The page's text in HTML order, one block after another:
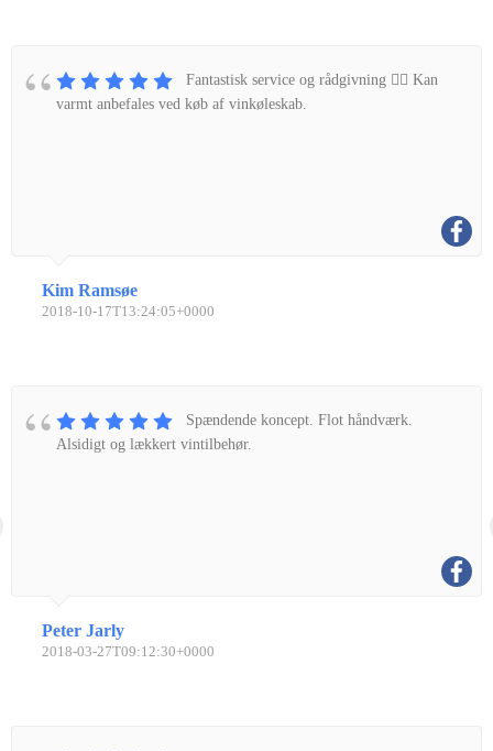
Fantastisk service og rådgivning 👌🏼 Kan
varmt anbefales ved køb af vinkøleskab.
Kim Ramsøe
2018-10-17T13:24:05+0000
Spændende koncept. Flot håndværk.
Alsidigt og lækkert vintilbehør.
Peter Jarly
2018-03-27T09:12:30+0000